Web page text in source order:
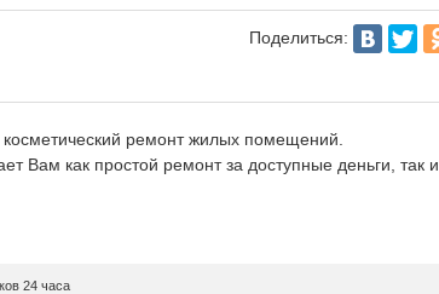
Поделиться:
ремонт жилых помещений.
Вам как простой ремонт за доступные деньги, так и
24 часа